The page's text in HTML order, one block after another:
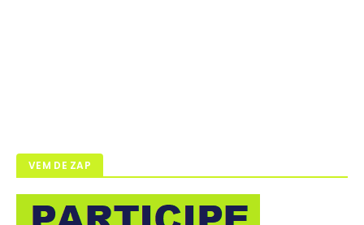
VEM DE ZAP